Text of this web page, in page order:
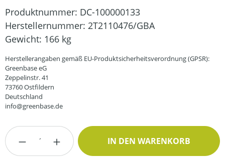
Produktnummer: DC-100000133
Herstellernummer: 2T2110476/GBA
Gewicht: 166 kg
Herstellerangaben gemäß EU-Produktsicherheitsverordnung (GPSR):
Greenbase eG
Zeppelinstr. 41
73760 Ostfildern
Deutschland
info@greenbase.de
Produkt Anzahl: Gib den gewünschten
IN DEN WARENKORB